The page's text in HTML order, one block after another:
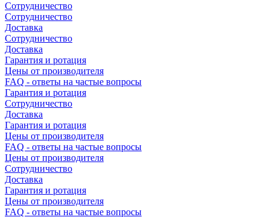
Сотрудничество
Сотрудничество
Доставка
Сотрудничество
Доставка
Гарантия и ротация
Цены от производителя
FAQ - ответы на частые вопросы
Гарантия и ротация
Сотрудничество
Доставка
Гарантия и ротация
Цены от производителя
FAQ - ответы на частые вопросы
Цены от производителя
Сотрудничество
Доставка
Гарантия и ротация
Цены от производителя
FAQ - ответы на частые вопросы